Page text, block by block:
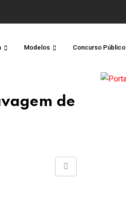
Modelos Concurso Público
de
Share